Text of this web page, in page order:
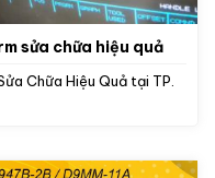
sửa chữa hiệu quả
Chữa Hiệu Quả tại TP.